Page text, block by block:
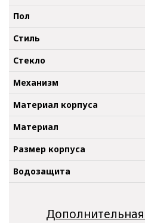
Пол
Стиль
Стекло
Механизм
Материал корпуса
Материал
Размер корпуса
Водозащита